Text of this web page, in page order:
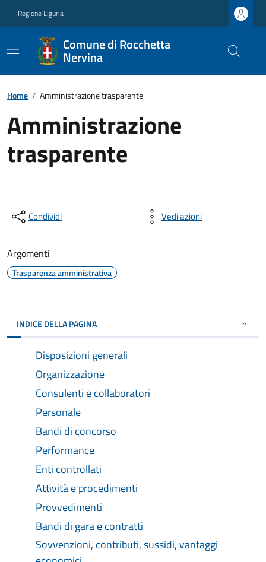
Regione Liguria
Comune di Rocchetta
Nervina
Home / Amministrazione trasparente
Amministrazione
trasparente
Condividi Vedi azioni
Argomenti
Trasparenza amministrativa
INDICE DELLA PAGINA
Disposizioni generali
Organizzazione
Consulenti e collaboratori
Personale
Bandi di concorso
Performance
Enti controllati
Attività e procedimenti
Provvedimenti
Bandi di gara e contratti
Sovvenzioni, contributi, sussidi, vantaggi